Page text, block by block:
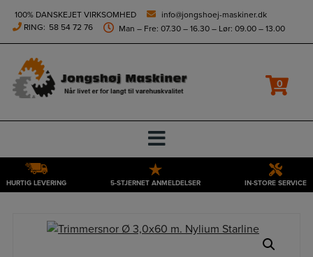
height="0" width="0" style="display:none;visibility:hidden">
Hop
100% DANSKEJET VIRKSOMHED
info@jongshoej-maskiner.dk
RING: 58 54 72 76 Man – Fre: 07.30 – 16.30 – Lør: 09.00 – 13.00
0
HURTIG LEVERING 5-STJERNET ANMELDELSER IN-STORE SERVICE